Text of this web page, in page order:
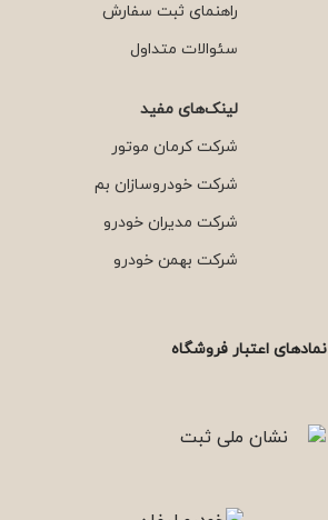
راهنمای ثبت سفارش
سئوالات متداول
لینک‌های مفید
شرکت کرمان موتور
شرکت خودروسازان بم
شرکت مدیران خودرو
شرکت بهمن خودرو
نمادهای اعتبار فروشگاه